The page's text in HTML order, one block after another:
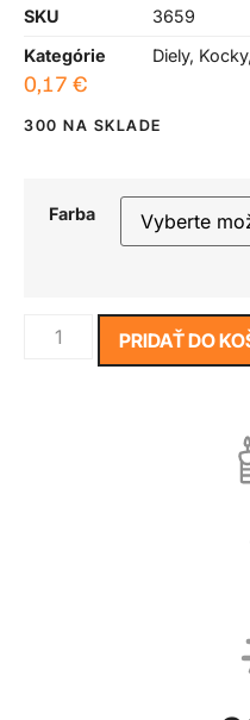
SKU
3659
Kategórie
Diely, Kocky,
0,17 €
300 NA SKLADE
Farba
PRIDAŤ DO